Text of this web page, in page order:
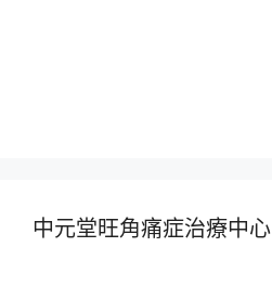
中元堂旺角痛症治療中心